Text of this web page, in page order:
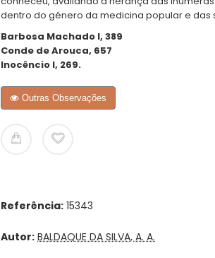
dentro do género da medicina popular e das
Barbosa Machado I, 389
Conde de Arouca, 657
Inocêncio I, 269.
Outras Observações
Referência: 15343
Autor: BALDAQUE DA SILVA, A. A.